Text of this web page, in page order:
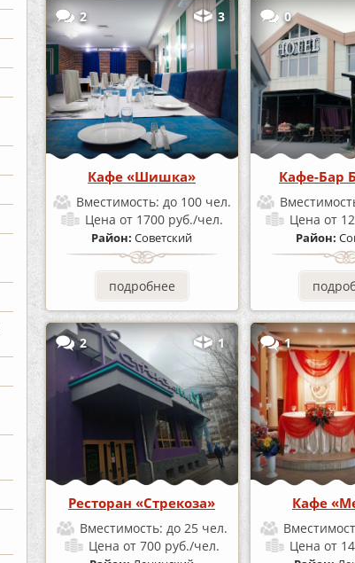
2 3
Кафе «Шишка»
Вместимость: до 100 чел.
Ценаот 1700 руб./чел.
Район:Советский
подробнее
0
Кафе-Бар
Цена от
Район:
2 1
Ресторан «Стрекоза»
Вместимость: до 25 чел.
Ценаот 700 руб./чел.
1
Кафе
Цена от